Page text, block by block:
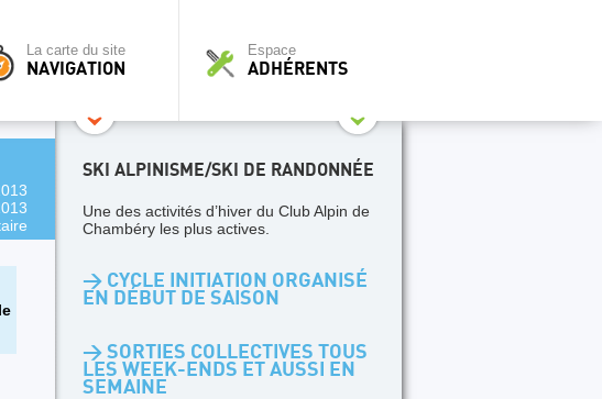
La carte du site
NAVIGATION
Espace
ADHÉRENTS
SKI ALPINISME/SKI DE RANDONNÉE
Une des activités d’hiver du Club Alpin de
Chambéry les plus actives.
> CYCLE INITIATION ORGANISÉ
EN DÉBUT DE SAISON
> SORTIES COLLECTIVES TOUS
LES WEEK-ENDS ET AUSSI EN
SEMAINE